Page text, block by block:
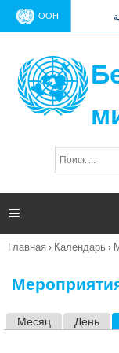
ООН
п
и

Вы
Главная › Календарь ›
Месяц День